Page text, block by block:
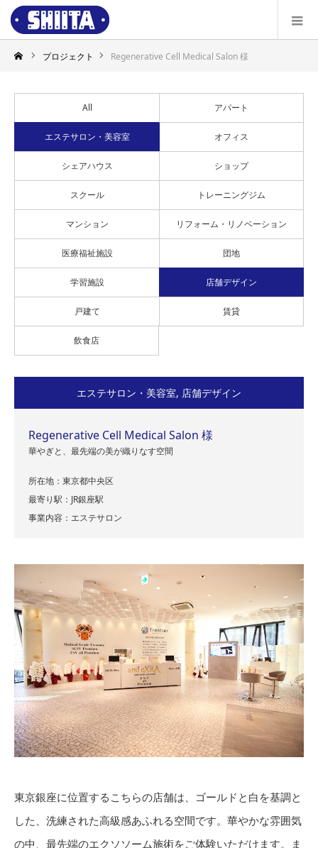
プロジェクト Regenerative Cell Medical Salon 様
All アパート
エステサロン・美容室 オフィス
シェアハウス ショップ
スクール トレーニングジム
マンション リフォーム・リノベーション
医療福祉施設 団地
学習施設 店舗デザイン
戸建て 賃貸
飲食店
エステサロン・美容室, 店舗デザイン
Regenerative Cell Medical Salon 様
華やぎと、最先端の美が織りなす空間
所在地：東京都中央区
最寄り駅：JR銀座駅
事業内容：エステサロン
東京銀座に位置するこちらの店舗は、ゴールドと白を基調と
した、洗練された高級感あふれる空間です。華やかな雰囲気
の中、最先端のエクソソーム施術をご体験いただけます。ま